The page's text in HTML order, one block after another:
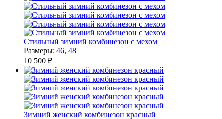
Стильный зимний комбинезон с мехом
Размеры: 46, 48
10 500 ₽
Зимний женский комбинезон красный